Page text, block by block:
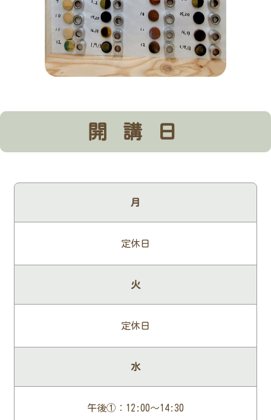
開講日
月
定休日
火
定休日
水
午後①：12:00～14:30